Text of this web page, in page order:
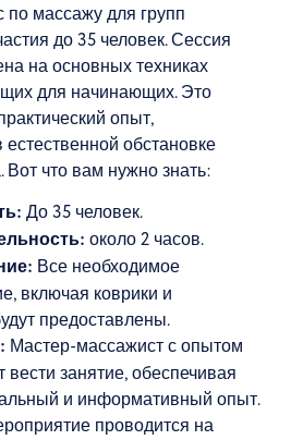
массажу для групп
до 35 человек. Сессия
на основных техниках
для начинающих. Это
опыт,
обстановке
Вот что вам нужно знать:
До 35 человек.
около 2 часов.
Все необходимое
включая коврики и
предоставлены.
Мастер-массажист с опытом
вести занятие, обеспечивая
и информативный опыт.
проводится на